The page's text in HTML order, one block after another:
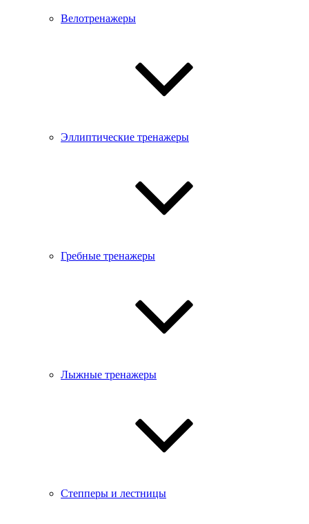
Велотренажеры
Эллиптические тренажеры
Гребные тренажеры
Лыжные тренажеры
Степперы и лестницы